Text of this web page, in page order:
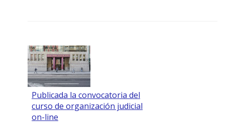
Publicada la convocatoria del
curso de organización judicial
on-line